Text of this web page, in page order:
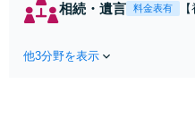
相続・遺言 料金表有
他3分野を表示